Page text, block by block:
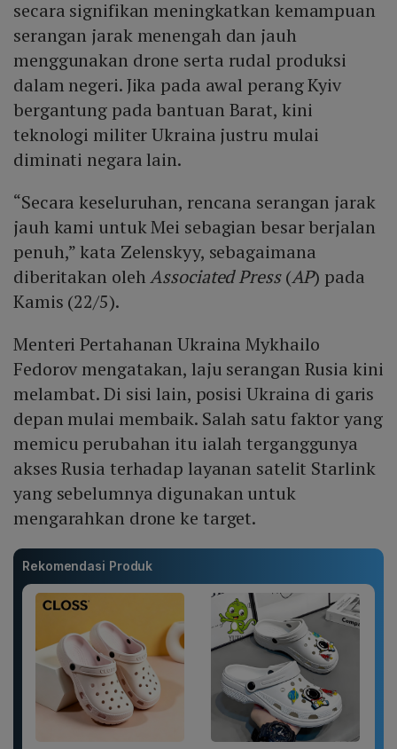
secara signifikan meningkatkan kemampuan
serangan jarak menengah dan jauh
menggunakan drone serta rudal produksi
dalam negeri. Jika pada awal perang Kyiv
bergantung pada bantuan Barat, kini
teknologi militer Ukraina justru mulai
diminati negara lain.
“Secara keseluruhan, rencana serangan jarak
jauh kami untuk Mei sebagian besar berjalan
penuh,” kata Zelenskyy, sebagaimana
diberitakan olehAssociated Press(AP) pada
Kamis (22/5).
Menteri Pertahanan Ukraina Mykhailo
Fedorov mengatakan, laju serangan Rusia kini
melambat. Di sisi lain, posisi Ukraina di garis
depan mulai membaik. Salah satu faktor yang
memicu perubahan itu ialah terganggunya
akses Rusia terhadap layanan satelit Starlink
yang sebelumnya digunakan untuk
mengarahkan drone ke target.
Rekomendasi Produk